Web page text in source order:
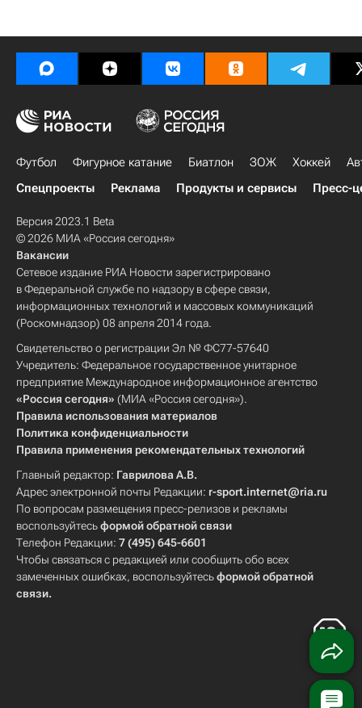
Футбол Фигурное катание Биатлон ЗОЖ Хоккей
Спецпроекты
Реклама Продукты и сервисы Пресс-
Версия 2023.1 Beta
© 2026 МИА «Россия сегодня»
Вакансии
Сетевое издание РИА Новости зарегистрировано
в Федеральной службе по надзору в сфере связи,
информационных технологий и массовых коммуникаций
(Роскомнадзор) 08 апреля 2014 года.
Свидетельство о регистрации Эл № ФС77-57640
Учредитель: Федеральное государственное унитарное
предприятие Международное информационное агентство
«Россия сегодня» (МИА «Россия сегодня»).
Правила использования материалов
Политика конфиденциальности
Правила применения рекомендательных технологий
Главный редактор: Гаврилова А.В.
Адрес электронной почты Редакции: r-sport.internet@ria.ru
По вопросам размещения пресс-релизов и рекламы
воспользуйтесьформой обратной связи
Телефон Редакции: 7 (495) 645-6601
Чтобы связаться с редакцией или сообщить обо всех
замеченных ошибках, воспользуйтесьформой обратной
связи.